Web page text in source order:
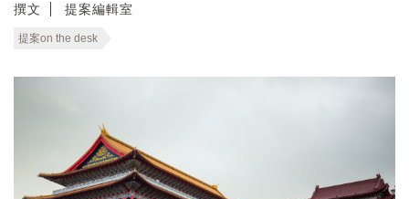
撰文 提案編輯室
提案on the desk